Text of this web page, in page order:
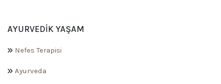
AYURVEDIK YAŞAM
Nefes Terapisi
Ayurveda